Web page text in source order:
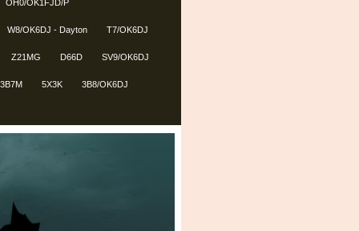
OH0/OK1FJD/P
W8/OK6DJ - Dayton T7/OK6DJ
Z21MG D66D SV9/OK6DJ
3B7M 5X3K 3B8/OK6DJ